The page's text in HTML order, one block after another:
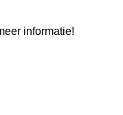
informatie!